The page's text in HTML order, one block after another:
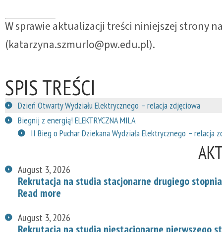
W sprawie aktualizacji treści niniejszej strony
(katarzyna.szmurlo@pw.edu.pl).
SPIS TREŚCI
Dzień Otwarty Wydziału Elektrycznego – relacja zdjęciowa
Biegnij z energią! ELEKTRYCZNA MILA
II Bieg o Puchar Dziekana Wydziała Elektrycznego – relacja
August 3, 2026
Rekrutacja na studia stacjonarne drugiego
Read more
August 3, 2026
Rekrutacja na studia niestacjonarne pierwszego